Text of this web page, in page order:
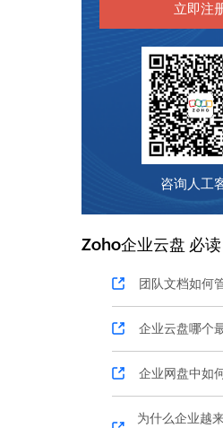
立即注
咨询人工
Zoho企业云盘 必读
团队文档如何
企业云盘哪个
企业网盘中如
为什么企业越